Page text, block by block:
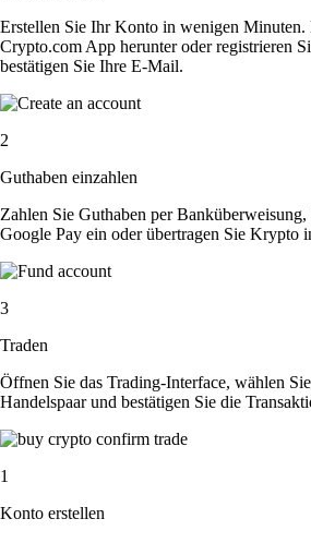
Erstellen Sie Ihr Konto in wenigen Minuten.
Crypto.com App herunter oder registrieren
bestätigen Sie Ihre E-Mail.
2
Guthaben einzahlen
Zahlen Sie Guthaben per
Google Pay ein oder übertragen Sie Krypto
3
Traden
Öffnen Sie das Trading-Interface, wählen
Handelspaar und bestätigen Sie die
1
Konto erstellen